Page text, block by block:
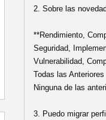
2. Sobre las
**Rendimiento,
Seguridad,
Vulnerabilidad,
Todas las Anteriores
Ninguna de las
3. Puedo migrar